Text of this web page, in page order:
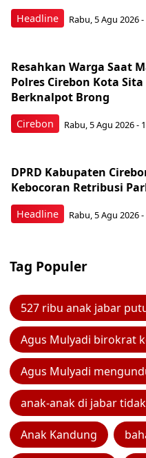
Headline Rabu, 5 Agu 2026 -
Cirebon
Resahkan Warga Saat
Polres Cirebon Kota
Berknalpot Brong
Rabu, 5 Agu 2026 -
Headline
DPRD Kabupaten
Kebocoran Retribusi
Rabu, 5 Agu 2026 -
Tag Populer
527 ribu anak jabar
Agus Mulyadi birokrat
Agus Mulyadi
anak-anak di jabar
Anak Kandung